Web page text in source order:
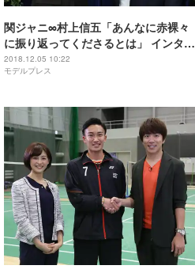
関ジャニ∞村上信五「あんなに赤裸々
に振り返ってくださるとは」 インタビ
ュー実現
2018.12.05 10:22
モデルプレス